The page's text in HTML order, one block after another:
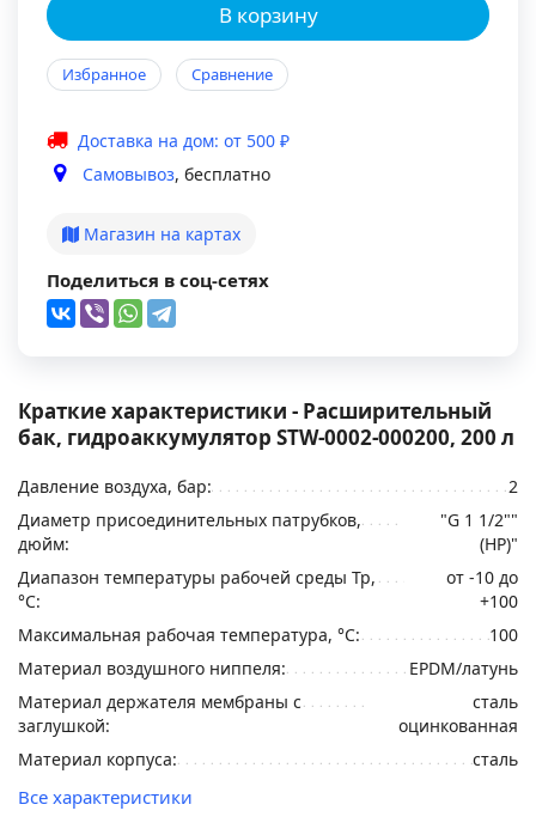
В корзину
Избранное Сравнение
Доставка на дом: от 500 ₽
Самовывоз, бесплатно
Магазин на картах
Поделиться в соц-сетях
Краткие характеристики - Расширительный
бак, гидроаккумулятор STW-0002-000200, 200 л
Давление воздуха, бар:
2
Диаметр присоединительных патрубков,
дюйм:
"G 1 1/2""
(НР)"
Диапазон температуры рабочей среды Тр,
°С:
от -10 до
+100
Максимальная рабочая температура, °С:
100
Материал воздушного ниппеля:
EPDM/латунь
Материал держателя мембраны с
заглушкой:
сталь
оцинкованная
Материал корпуса:
сталь
Все характеристики